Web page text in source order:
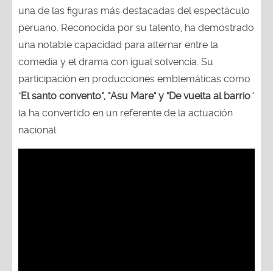
una de las figuras más destacadas del espectáculo
peruano. Reconocida por su talento, ha demostrado
una notable capacidad para alternar entre la
comedia y el drama con igual solvencia. Su
participación en producciones emblemáticas como
"El santo convento", "Asu Mare" y "De vuelta al barrio"
la ha convertido en un referente de la actuación
nacional.